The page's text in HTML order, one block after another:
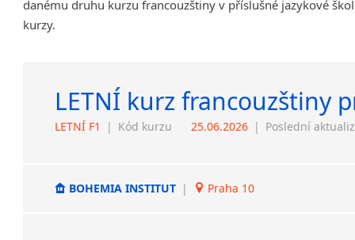
danému druhu kurzu francouzštiny v příslušné jazykové
kurzy.
LETNÍ kurz francouzštiny
LETNÍ F1 | Kód kurzu 25.06.2026 | Poslední
BOHEMIA INSTITUT | Praha 10